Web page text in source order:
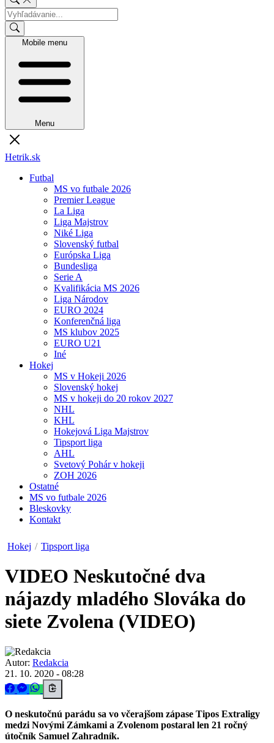
Mobile menu
Menu
Hetrik.sk
Futbal
MS vo futbale 2026
Premier League
La Liga
Liga Majstrov
Niké Liga
Slovenský futbal
Európska Liga
Bundesliga
Serie A
Kvalifikácia MS 2026
Liga Národov
EURO 2024
Konferenčná liga
MS klubov 2025
EURO U21
Iné
Hokej
MS v Hokeji 2026
Slovenský hokej
MS v hokeji do 20 rokov 2027
NHL
KHL
Hokejová Liga Majstrov
Tipsport liga
AHL
Svetový Pohár v hokeji
ZOH 2026
Ostatné
MS vo futbale 2026
Bleskovky
Kontakt
Hokej / Tipsport liga
VIDEO Neskutočné dva
nájazdy mladého Slováka do
siete Zvolena (VIDEO)
Autor: Redakcia
21. 10. 2020 - 08:28
O neskutočnú parádu sa vo včerajšom zápase Tipos Extraligy
medzi Novými Zámkami a Zvolenom postaral len 21 ročný
útočník Samuel Zahradník.